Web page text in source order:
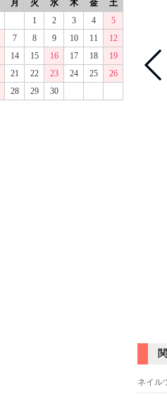
月 火 水 木 金
土
1
2 3 4
5
7 8 9 10 11
12
14 15 16 17 18
19
21 22 23 24 25
26
28 29 30
ネイル